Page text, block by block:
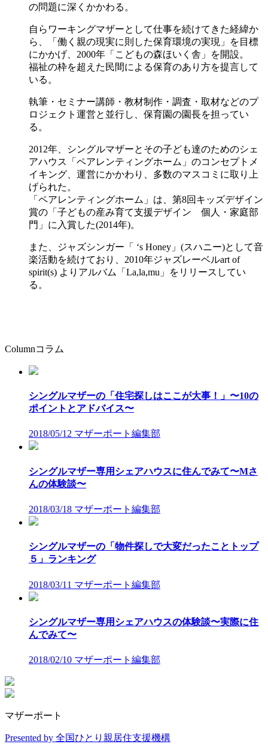
の問題に深くかかわる。
自らワーキングマザーとして仕事を続けてきた経緯か
ら、「働く親の現実に則した保育環境の実現」を目標
にかかげ、2000年「こどもの森ほいく舎」を開設。
福祉の枠を超えた民間による保育のあり方を提言して
いる。
執筆・セミナー講師・教材制作・調査・取材などのプ
ロジェクト運営と並行し、保育園の園長を担ってい
る。
2012年、シングルマザーとその子ども達のためのシェ
アハウス「ペアレンティングホーム」のコンセプトメ
イキング、運営にかかわり、多数のマスコミに取り上
げられた。
「ペアレンティングホーム」は、第8回キッズデザイン
賞の「子どもの産み育て支援デザイン 個人・家庭部
門」に入賞した(2014年)。
また、ジャズシンガー「 ‘s Honey」(スハニー)として音
楽活動を続けており、2010年ジャズレーベルart of
spirit(s) よりアルバム「La,la,mu」をリリースしてい
る。
Columnコラム
シングルマザーの「住宅探しはここが大事！」〜10の
ポイントとアドバイス〜
2018/05/12 マザーポート編集部
シングルマザー専用シェアハウスに住んでみて〜Mさ
んの体験談〜
2018/03/18 マザーポート編集部
シングルマザーの「物件探しで大変だったことトップ
５」ランキング
2018/03/11 マザーポート編集部
シングルマザー専用シェアハウスの体験談〜実際に住
んでみて〜
2018/02/10 マザーポート編集部
マザーポート
Presented by 全国ひとり親居住支援機構